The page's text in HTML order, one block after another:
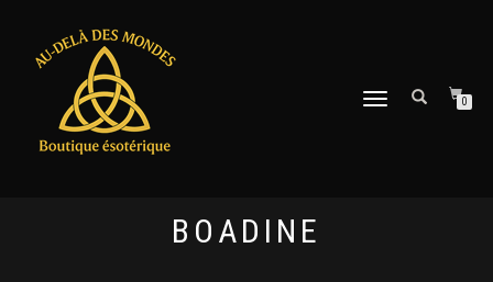
DÉPLIER
0
BOADINE